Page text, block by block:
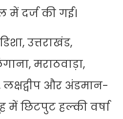
दर्ज की गई।
उत्तराखंड,
मराठवाड़ा,
और अंडमान-
में छिटपुट हल्की वर्षा